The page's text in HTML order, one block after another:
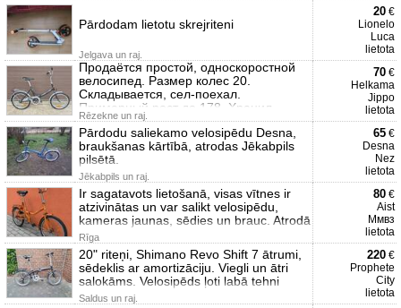
Pārdodam lietotu skrejriteni
Jelgava un raj.
20 €
Lionelo
Luca
lietota
Продаётся простой, односкоростной
велосипед. Размер колес 20.
Складывается, сел-поехал.
Примерный рост до 178. Хранил
Rēzekne un raj.
70 €
Helkama
Jippo
lietota
Pārdodu saliekamo velosipēdu Desna,
braukšanas kārtībā, atrodas Jēkabpils
pilsētā.
Jēkabpils un raj.
65 €
Desna
Nez
lietota
Ir sagatavots lietošanā, visas vītnes ir
atzivinātas un var salikt velosipēdu,
kameras jaunas, sēdies un brauc. Atrodā
Rīga
80 €
Aist
Ммвз
lietota
20" riteņi, Shimano Revo Shift 7 ātrumi,
sēdeklis ar amortizāciju. Viegli un ātri
salokāms. Velosipēds ļoti labā tehni
Saldus un raj.
220 €
Prophete
City
lietota